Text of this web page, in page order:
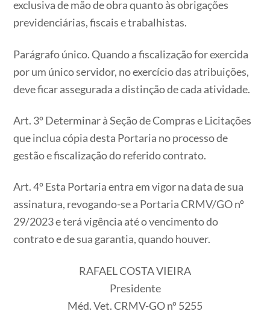
exclusiva de mão de obra quanto às obrigações
previdenciárias, fiscais e trabalhistas.
Parágrafo único. Quando a fiscalização for exercida
por um único servidor, no exercício das atribuições,
deve ficar assegurada a distinção de cada atividade.
Art. 3º Determinar à Seção de Compras e Licitações
que inclua cópia desta Portaria no processo de
gestão e fiscalização do referido contrato.
Art. 4º Esta Portaria entra em vigor na data de sua
assinatura, revogando-se a Portaria CRMV/GO nº
29/2023 e terá vigência até o vencimento do
contrato e de sua garantia, quando houver.
RAFAEL COSTA VIEIRA
Presidente
Méd. Vet. CRMV-GO nº 5255